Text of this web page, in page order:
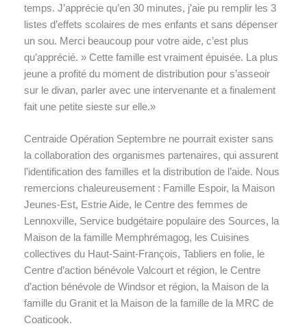
temps. J’apprécie qu’en 30 minutes, j’aie pu remplir les 3
listes d’effets scolaires de mes enfants et sans dépenser
un sou. Merci beaucoup pour votre aide, c’est plus
qu’apprécié. » Cette famille est vraiment épuisée. La plus
jeune a profité du moment de distribution pour s’asseoir
sur le divan, parler avec une intervenante et a finalement
fait une petite sieste sur elle.»
Centraide Opération Septembre ne pourrait exister sans
la collaboration des organismes partenaires, qui assurent
l’identification des familles et la distribution de l’aide. Nous
remercions chaleureusement : Famille Espoir, la Maison
Jeunes-Est, Estrie Aide, le Centre des femmes de
Lennoxville, Service budgétaire populaire des Sources, la
Maison de la famille Memphrémagog, les Cuisines
collectives du Haut-Saint-François, Tabliers en folie, le
Centre d’action bénévole Valcourt et région, le Centre
d’action bénévole de Windsor et région, la Maison de la
famille du Granit et la Maison de la famille de la MRC de
Coaticook.